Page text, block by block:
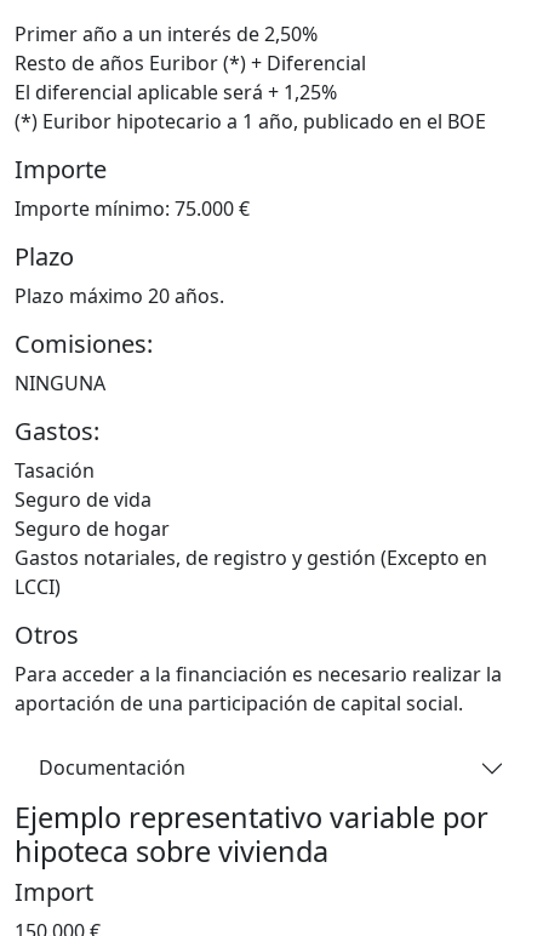
Primer año a un interés de 2,50%
Resto de años Euribor (*) + Diferencial
El diferencial aplicable será + 1,25%
(*) Euribor hipotecario a 1 año, publicado en el BOE
Importe
Importe mínimo: 75.000 €
Plazo
Plazo máximo 20 años.
Comisiones:
NINGUNA
Gastos:
Tasación
Seguro de vida
Seguro de hogar
Gastos notariales, de registro y gestión (Excepto en
LCCI)
Otros
Para acceder a la financiación es necesario realizar la
aportación de una participación de capital social.
Documentación
Ejemplo representativo variable por
hipoteca sobre vivienda
Import
150.000 €